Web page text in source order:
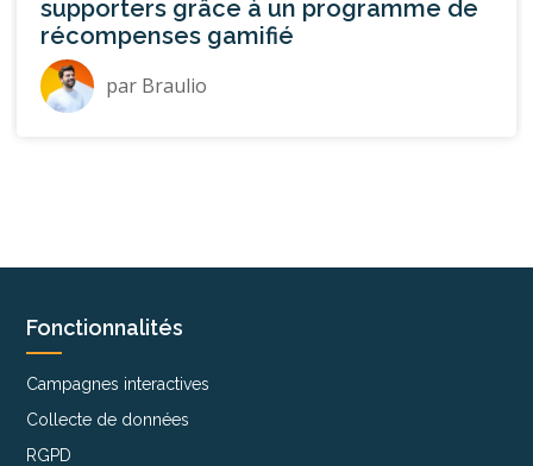
supporters grâce à un programme de
récompenses gamifié
par Braulio
Fonctionnalités
Campagnes interactives
Collecte de données
RGPD